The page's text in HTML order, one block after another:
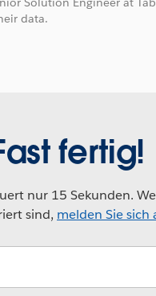
data.
fertig!
nur 15 Sekunden.
sind, melden Sie sich